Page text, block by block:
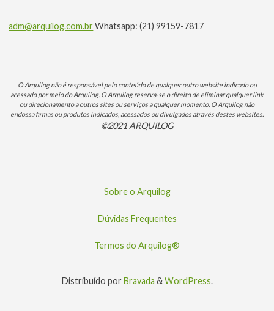
adm@arquilog.com.brWhatsapp: (21) 99159-7817
O Arquilog não é responsável pelo conteúdo de qualquer outro website indicado ou
acessado por meio do Arquilog. O Arquilog reserva-se o direito de eliminar qualquer link
ou direcionamento a outros sites ou serviços a qualquer momento. O Arquilog não
endossa firmas ou produtos indicados, acessados ou divulgados através destes websites.
©2021 ARQUILOG
Sobre o Arquilog
Dúvidas Frequentes
Termos do Arquilog®
Distribuído por Bravada &WordPress.